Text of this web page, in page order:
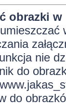
obrazki
nie
do
do